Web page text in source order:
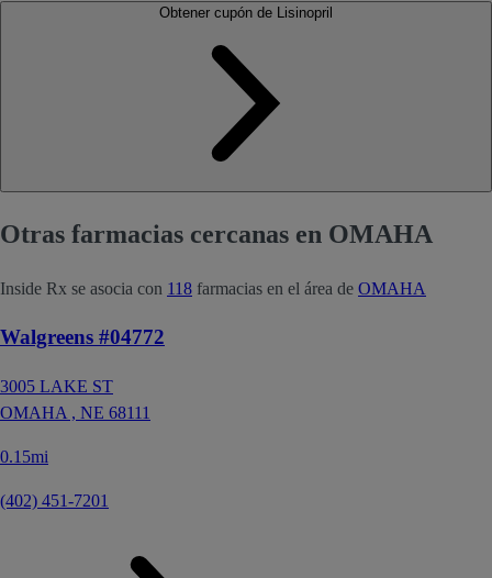
Otras farmacias cercanas en OMAHA
Inside Rx se asocia con 118 farmacias en el área de OMAHA
Walgreens #04772
3005 LAKE ST
OMAHA , NE 68111
0.15mi
(402) 451-7201